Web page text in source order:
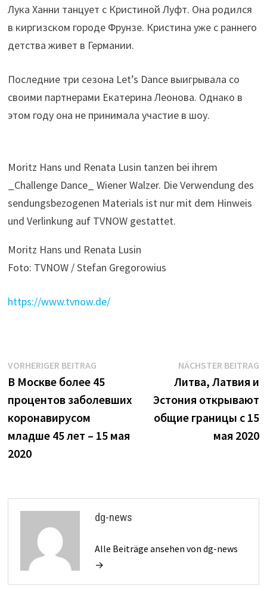
Лука Ханни танцует с Кристиной Луфт. Она родился
в киргизском городе Фрунзе. Кристина уже с раннего
детства живет в Германии.
Последние три сезона Let’s Dance выигрывала со
своими партнерами Екатерина Леонова. Однако в
этом году она не принимала участие в шоу.
Moritz Hans und Renata Lusin tanzen bei ihrem
_Challenge Dance_ Wiener Walzer. Die Verwendung des
sendungsbezogenen Materials ist nur mit dem Hinweis
und Verlinkung auf TVNOW gestattet.
Moritz Hans und Renata Lusin
Foto: TVNOW / Stefan Gregorowius
https://www.tvnow.de/
Beitrags-
Navigation
VORHERIGER BEITRAGVorheriger
Beitrag:
В Москве более 45
процентов заболевших
коронавирусом
младше 45 лет – 15 мая
2020
NÄCHSTER BEITRAG
Литва, Латвия и
Эстония открывают
общие границы с 15
мая 2020
dg-news
Alle Beiträge ansehen von dg-news
→